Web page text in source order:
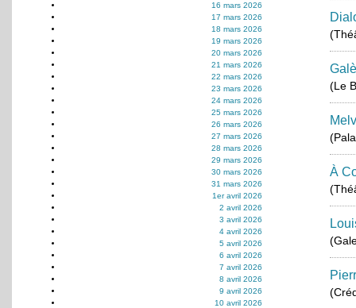
16 mars 2026
17 mars 2026
18 mars 2026
19 mars 2026
20 mars 2026
21 mars 2026
22 mars 2026
23 mars 2026
24 mars 2026
25 mars 2026
26 mars 2026
27 mars 2026
28 mars 2026
29 mars 2026
30 mars 2026
31 mars 2026
1er avril 2026
2 avril 2026
3 avril 2026
4 avril 2026
5 avril 2026
6 avril 2026
7 avril 2026
8 avril 2026
9 avril 2026
10 avril 2026
(Le
À